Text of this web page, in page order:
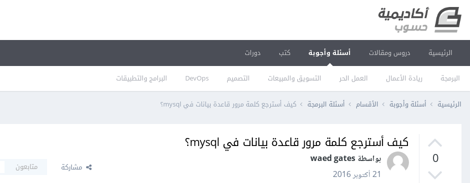
الرئيسية دروس ومقالات أسئلة وأجوبة
البرمجة ريادة الأعمال العمل الحر التسويق والمبيعات التصميم DevOps البرامج والتطبيقات
كتب دورات
الرئيسية أسئلة وأجوبة الأقسام أسئلة البرمجة كيف أسترجع كلمة مرور قاعدة بيانات في mysql؟
0
كيف أسترجع كلمة مرور قاعدة بيانات في mysql؟
بواسطة waed gates
21 أكتوبر 2016
مشاركة متابعون